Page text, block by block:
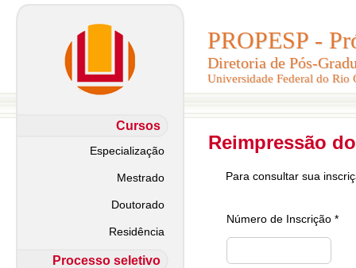
PROPESP -
Diretoria de Pós-
Universidade Federal do Rio
PROPESP -
Diretoria de Pós-
Universidade Federal do Rio
Cursos
Especialização
Mestrado
Doutorado
Residência
Processo seletivo
Reimpressão
Para consultar sua
Número de Inscrição *